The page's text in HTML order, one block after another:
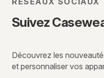
Suivez
Découvrez les
et personnaliser vos